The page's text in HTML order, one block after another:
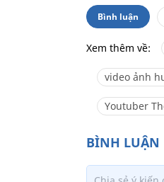
Bình luận
Xem thêm về:
video ảnh
Youtuber